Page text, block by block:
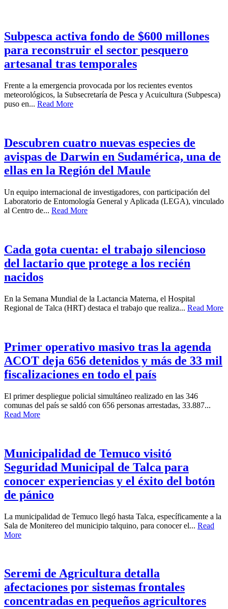
Subpesca activa fondo de $600 millones
para reconstruir el sector pesquero
artesanal tras temporales
Frente a la emergencia provocada por los recientes eventos
meteorológicos, la Subsecretaría de Pesca y Acuicultura (Subpesca)
puso en... Read More
Descubren cuatro nuevas especies de
avispas de Darwin en Sudamérica, una de
ellas en la Región del Maule
Un equipo internacional de investigadores, con participación del
Laboratorio de Entomología General y Aplicada (LEGA), vinculado
al Centro de... Read More
Cada gota cuenta: el trabajo silencioso
del lactario que protege a los recién
nacidos
En la Semana Mundial de la Lactancia Materna, el Hospital
Regional de Talca (HRT) destaca el trabajo que realiza... Read More
Primer operativo masivo tras la agenda
ACOT deja 656 detenidos y más de 33 mil
fiscalizaciones en todo el país
El primer despliegue policial simultáneo realizado en las 346
comunas del país se saldó con 656 personas arrestadas, 33.887...
Read More
Municipalidad de Temuco visitó
Seguridad Municipal de Talca para
conocer experiencias y el éxito del botón
de pánico
La municipalidad de Temuco llegó hasta Talca, específicamente a la
Sala de Monitereo del municipio talquino, para conocer el... Read
More
Seremi de Agricultura detalla
afectaciones por sistemas frontales
concentradas en pequeños agricultores